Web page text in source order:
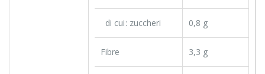
di cui: zuccheri 0,8 g
Fibre 3,3 g